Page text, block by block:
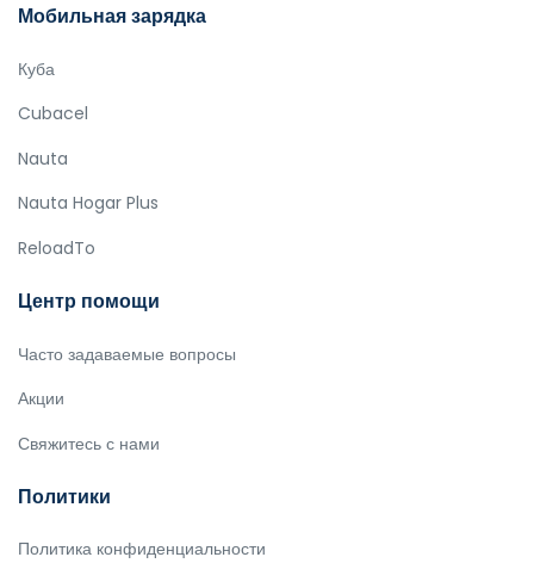
Мобильная зарядка
Куба
Cubacel
Nauta
Nauta Hogar Plus
ReloadTo
Центр помощи
Часто задаваемые вопросы
Акции
Свяжитесь с нами
Политики
Политика конфиденциальности